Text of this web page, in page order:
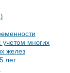
учетом многих
желез
лет